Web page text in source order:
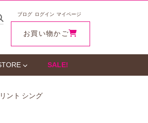
ブログ ログイン マイページ
お買い物かご
SALE!
ント シング